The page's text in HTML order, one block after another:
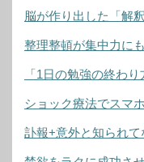
脳が作り出した「解
整理整頓が集中力に
「1日の勉強の終わ
ショック療法でスマ
訃報+意外と知られ